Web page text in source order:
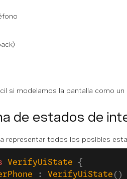
si modelamos la pantalla como un
de estados de
representar todos los posibles
VerifyUiState {
: VerifyUiState ()